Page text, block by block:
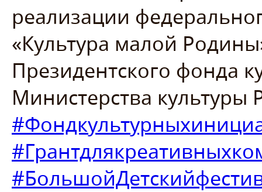
реализации
«Культура малой
Президентского фонда
Министерства культуры